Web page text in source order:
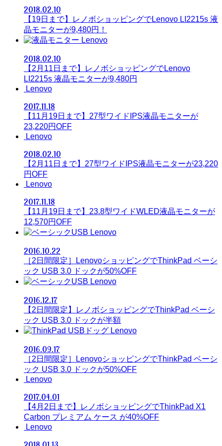
2018.02.10
【19日まで】レノボショッピングでLenovo LI2215s 液
晶モニターが9,480円！
Lenovo
2018.02.10
【2月11日まで】レノボショッピングでLenovo
LI2215s 液晶モニターが9,480円
Lenovo
2017.11.18
【11月19日まで】27型ワイドIPS液晶モニターが
23,220円OFF
Lenovo
2018.02.10
【2月11日まで】27型ワイドIPS液晶モニターが23,220
円OFF
Lenovo
2017.11.18
【11月19日まで】23.8型ワイドWLED液晶モニターが
12,570円OFF
Lenovo
2016.10.22
［2日間限定］LenovoショッピングでThinkPad ベーシ
ック USB 3.0 ドックが50%OFF
Lenovo
2016.12.17
【2日間限定】レノボショッピングでThinkPad ベーシ
ック USB 3.0 ドックが半額
Lenovo
2016.09.17
［2日間限定］LenovoショッピングでThinkPad ベーシ
ック USB 3.0 ドックが50%OFF
Lenovo
2017.04.01
【4月2日まで】レノボショッピングでThinkPad X1
Carbon プレミアム ケース が40%OFF
Lenovo